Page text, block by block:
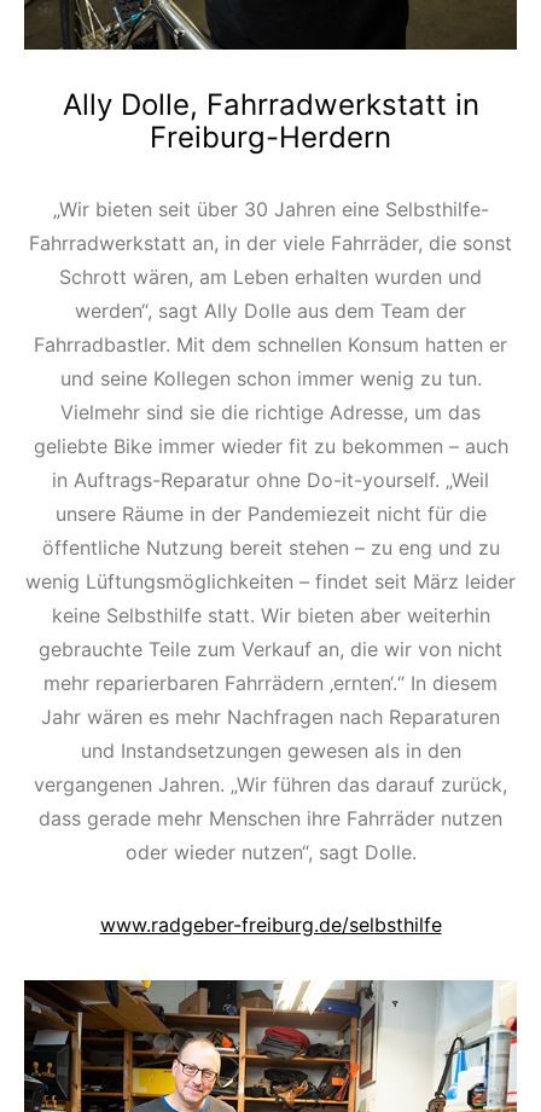
Ally Dolle, Fahrradwerkstatt in
Freiburg-Herdern
„Wir bieten seit über 30 Jahren eine Selbsthilfe-
Fahrradwerkstatt an, in der viele Fahrräder, die sonst
Schrott wären, am Leben erhalten wurden und
werden“, sagt Ally Dolle aus dem Team der
Fahrradbastler. Mit dem schnellen Konsum hatten er
und seine Kollegen schon immer wenig zu tun.
Vielmehr sind sie die richtige Adresse, um das
geliebte Bike immer wieder fit zu bekommen – auch
in Auftrags-Reparatur ohne Do-it-yourself. „Weil
unsere Räume in der Pandemiezeit nicht für die
öffentliche Nutzung bereit stehen – zu eng und zu
wenig Lüftungsmöglichkeiten – findet seit März leider
keine Selbsthilfe statt. Wir bieten aber weiterhin
gebrauchte Teile zum Verkauf an, die wir von nicht
mehr reparierbaren Fahrrädern ‚ernten‘.“ In diesem
Jahr wären es mehr Nachfragen nach Reparaturen
und Instandsetzungen gewesen als in den
vergangenen Jahren. „Wir führen das darauf zurück,
dass gerade mehr Menschen ihre Fahrräder nutzen
oder wieder nutzen“, sagt Dolle.
www.radgeber-freiburg.de/selbsthilfe